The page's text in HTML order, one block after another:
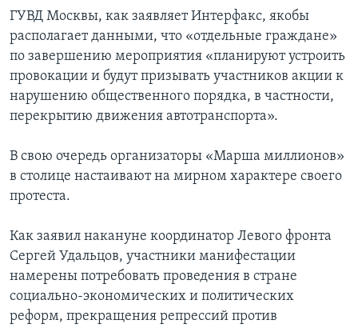
ГУВД Москвы, как заявляет Интерфакс, якобы
располагает данными, что «отдельные граждане»
по завершению мероприятия «планируют устроить
провокации и будут призывать участников акции к
нарушению общественного порядка, в частности,
перекрытию движения автотранспорта».
В свою очередь организаторы «Марша миллионов»
в столице настаивают на мирном характере своего
протеста.
Как заявил накануне координатор Левого фронта
Сергей Удальцов, участники манифестации
намерены потребовать проведения в стране
социально-экономических и политических
реформ, прекращения репрессий против